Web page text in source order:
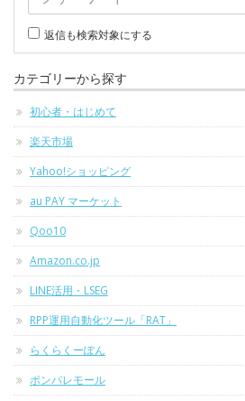
返信も検索対象にする
カテゴリーから探す
初心者・はじめて
楽天市場
Yahoo!ショッピング
au PAY マーケット
Qoo10
Amazon.co.jp
LINE活用・LSEG
RPP運用自動化ツール「RAT」
らくらくーぽん
ポンパレモール